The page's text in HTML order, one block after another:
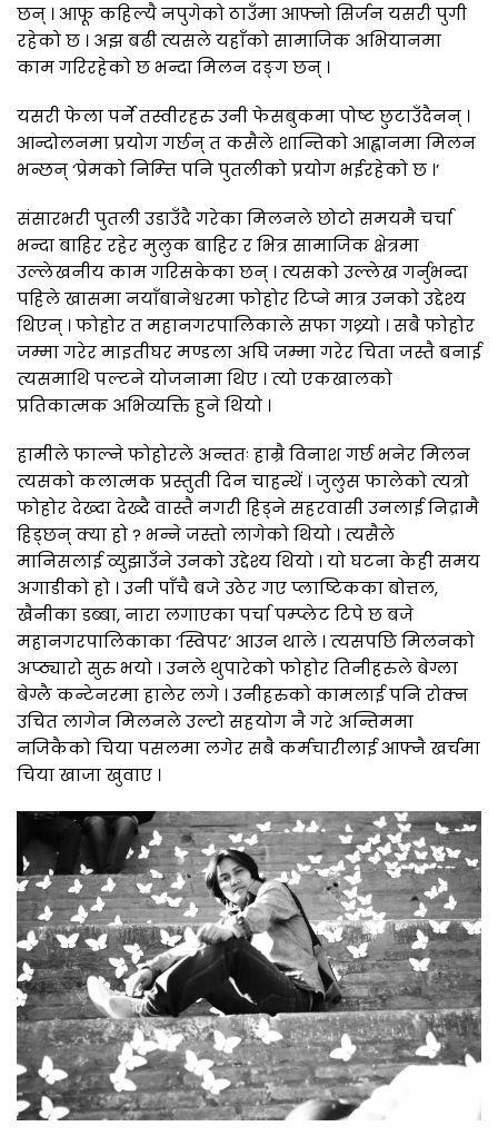
छन् । आफू कहिल्यै नपुगेको ठाउँमा आफ्नो सिर्जन यसरी पुगी
रहेको छ । अझ बढी त्यसले यहाँको सामाजिक अभियानमा
काम गरिरहेको छ भन्दा मिलन दङ्ग छन् ।
यसरी फेला पर्ने तस्वीरहरु उनी फेसबुकमा पोष्ट छुटाउँदैनन् ।
आन्दोलनमा प्रयोग गर्छन् त कसैले शान्तिको आह्वानमा मिलन
भन्छन् ‘प्रेमको निम्त्ति पनि पुतलीको प्रयोग भईरहेको छ ।’
संसारभरी पुतली उडाउँदै गरेका मिलनले छोटो समयमै चर्चा
भन्दा बाहिर रहेर मुलुक बाहिर र भित्र सामाजिक क्षेत्रमा
उल्लेखनीय काम गरिसकेका छन् । त्यसको उल्लेख गर्नुभन्दा
पहिले खासमा नयाँबानेश्वरमा फोहोर टिप्ने मात्र उनको उद्देश्य
थिएन् । फोहोर त महानगरपालिकाले सफा गथ्र्यो । सबै फोहोर
जम्मा गरेर माइतीघर मण्डला अघि जम्मा गरेर चिता जस्तै बनाई
त्यसमाथि पल्टने योजनामा थिए । त्यो एकखालको
प्रतिकात्मक अभिव्यक्ति हुने थियो ।
हामीले फाल्ने फोहोरले अन्ततः हाम्रै विनाश गर्छ भनेर मिलन
त्यसको कलात्मक प्रस्तुती दिन चाहन्थें । जुलुस फालेको त्यत्रो
फोहोर देख्दा देख्दै वास्तै नगरी हिड्ने सहरवासी उनलाई निद्रामै
हिड्छन् क्या हो ? भन्ने जस्तो लागेको थियो । त्यसैले
मानिसलाई व्युझाउँने उनको उद्देश्य थियो । यो घटना केही समय
अगाडीको हो । उनी पाँचै बजे उठेर गए प्लाष्टिकका बोत्तल,
खैनीका डब्बा, नारा लगाएका पर्चा पम्प्लेट टिपे छ बजे
महानगरपालिकाका ‘स्विपर’ आउन थाले । त्यसपछि मिलनको
अप्ठ्यारो सुरु भयो । उनले थुपारेको फोहोर तिनीहरुले बेग्ला
बेग्लै कन्टेनरमा हालेर लगे । उनीहरुको कामलाई पनि रोक्न
उचित लागेन मिलनले उल्टो सहयोग नै गरे अन्तिममा
नजिकैको चिया पसलमा लगेर सबै कर्मचारीलाई आफ्नै खर्चमा
चिया खाजा खुवाए ।